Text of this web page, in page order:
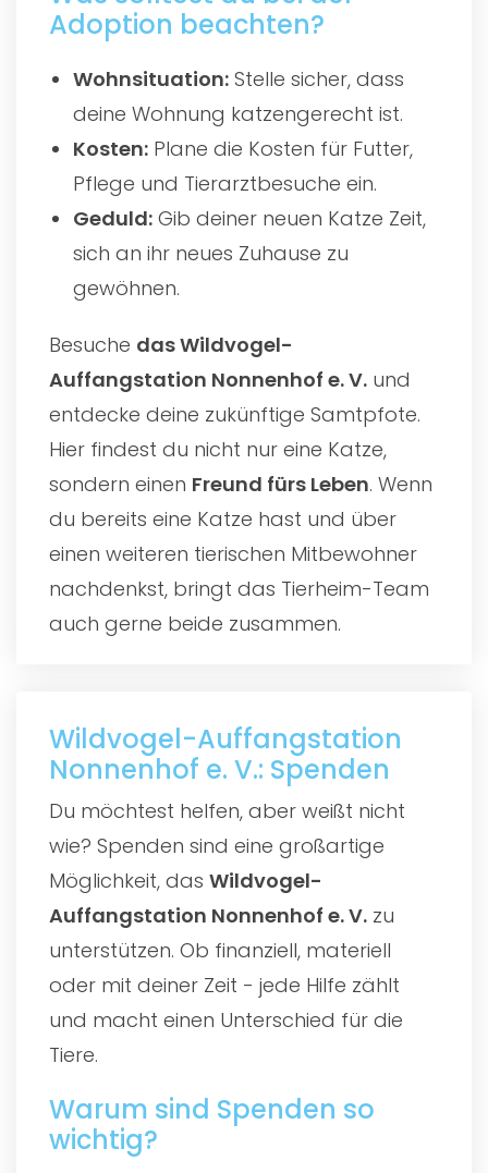
Adoption beachten?
Wohnsituation: Stelle sicher, dass
deine Wohnung katzengerecht ist.
Kosten: Plane die Kosten für Futter,
Pflege und Tierarztbesuche ein.
Geduld: Gib deiner neuen Katze Zeit,
sich an ihr neues Zuhause zu
gewöhnen.
Besuche dasWildvogel-
Auffangstation Nonnenhof e. V. und
entdecke deine zukünftige Samtpfote.
Hier findest du nicht nur eine Katze,
sondern einen Freund fürs Leben. Wenn
du bereits eine Katze hast und über
einen weiteren tierischen Mitbewohner
nachdenkst, bringt das Tierheim-Team
auch gerne beide zusammen.
Wildvogel-Auffangstation
Nonnenhof e. V.: Spenden
Du möchtest helfen, aber weißt nicht
wie? Spenden sind eine großartige
Möglichkeit, das Wildvogel-
Auffangstation Nonnenhof e. V. zu
unterstützen. Ob finanziell, materiell
oder mit deiner Zeit - jede Hilfe zählt
und macht einen Unterschied für die
Tiere.
Warum sind Spenden so
wichtig?